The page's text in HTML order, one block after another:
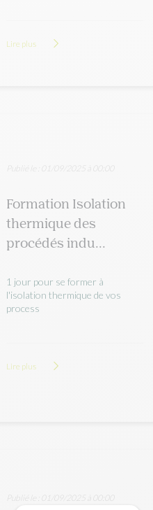
Lire plus
Publié le : 01/09/2025 à 00:00
Formation Isolation
thermique des
procédés indu...
1 jour pour se former à
l'isolation thermique de vos
process
Lire plus